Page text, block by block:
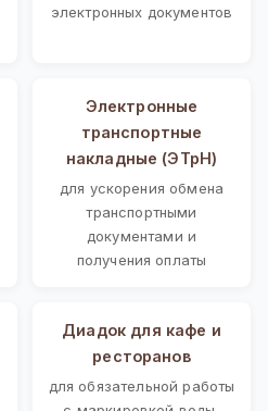
электронных документов
Электронные
транспортные
накладные (ЭТрН)
для ускорения обмена
транспортными
документами и
получения оплаты
Диадок для кафе и
ресторанов
для обязательной работы